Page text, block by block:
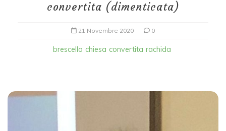
convertita (dimenticata)
21 Novembre 2020 0
brescello chiesa convertita rachida